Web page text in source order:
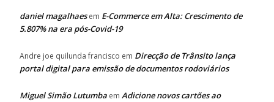
daniel magalhaesem E-Commerce em Alta: Crescimento de
5.807% na era pós-Covid-19
Andre joe quilunda francisco em Direcção de Trânsito lança
portal digital para emissão de documentos rodoviários
Miguel Simão Lutumba em Adicione novos cartões ao